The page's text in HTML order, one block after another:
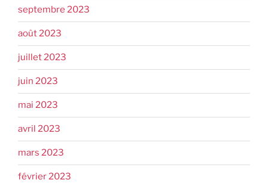
septembre 2023
août 2023
juillet 2023
juin 2023
mai 2023
avril 2023
mars 2023
février 2023